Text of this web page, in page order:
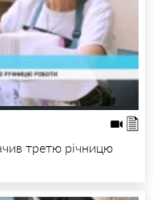
третю річницю